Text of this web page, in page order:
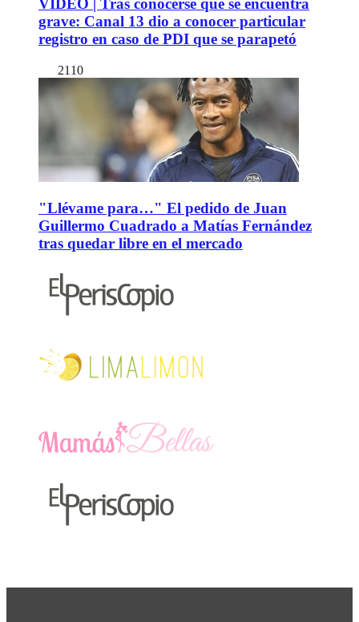
VIDEO | Tras conocerse que se encuentra
grave: Canal 13 dio a conocer particular
registro en caso de PDI que se parapetó
2110
"Llévame para…" El pedido de Juan
Guillermo Cuadrado a Matías Fernández
tras quedar libre en el mercado